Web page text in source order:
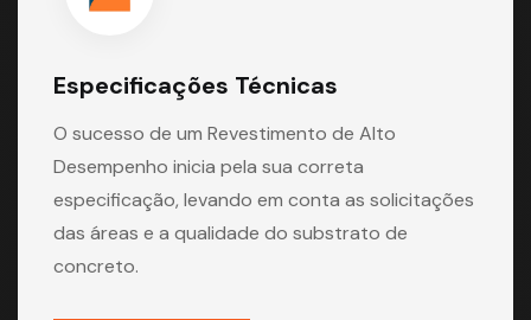
Especificações Técnicas
O sucesso de um Revestimento de Alto
Desempenho inicia pela sua correta
especificação, levando em conta as solicitações
das áreas e a qualidade do substrato de
concreto.